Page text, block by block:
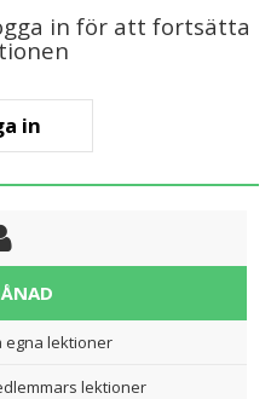
in för att fortsätta
in
egna lektioner
lektioner